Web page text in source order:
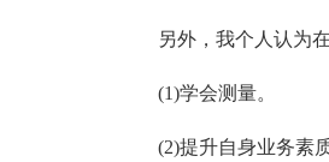
另外，我个人认为
(1)学会测量。
(2)提升自身业务素质